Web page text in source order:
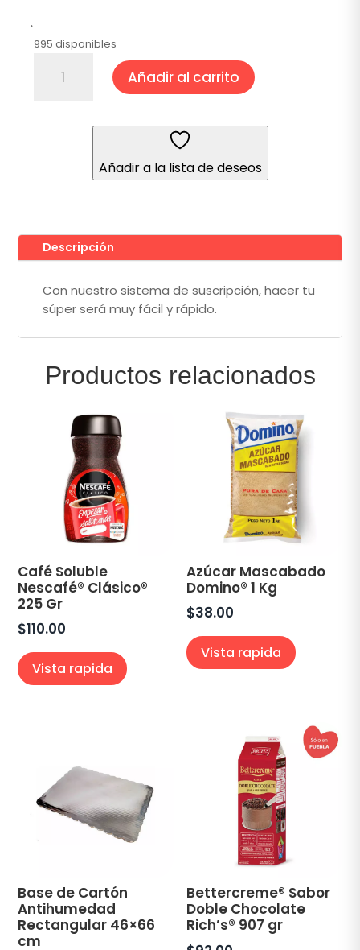
.
995 disponibles
Evaporada
Añadir al carrito
Añadir a la lista de deseos
Descripción
Con nuestro sistema de suscripción, hacer tu
súper será muy fácil y rápido.
Productos relacionados
Café Soluble
Nescafé® Clásico®
225 Gr
$110.00
Vista rapida
Azúcar Mascabado
Domino® 1 Kg
$38.00
Vista rapida
Base de Cartón
Antihumedad
Rectangular 46×66
cm
Bettercreme® Sabor
Doble Chocolate
Rich’s® 907 gr